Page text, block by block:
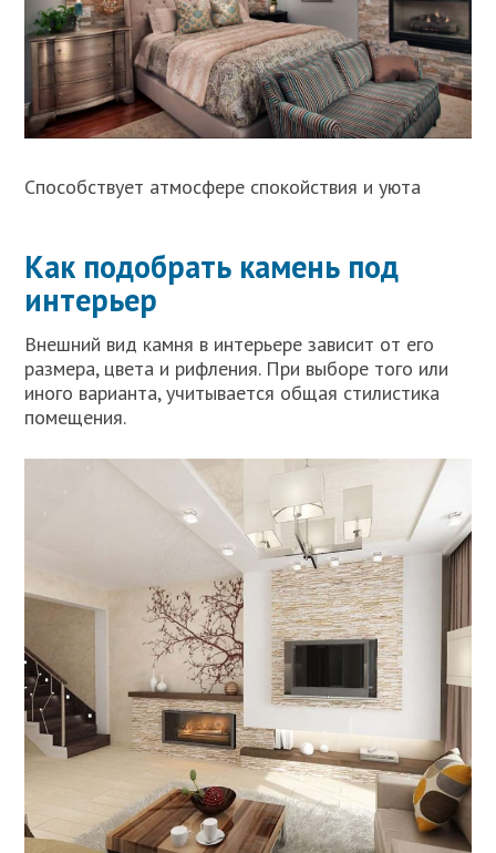
Способствует атмосфере спокойствия и уюта
Как подобрать камень под
интерьер
Внешний вид камня в интерьере зависит от его
размера, цвета и рифления. При выборе того или
иного варианта, учитывается общая стилистика
помещения.